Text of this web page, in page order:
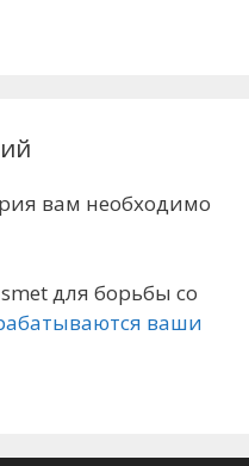
вам необходимо
для борьбы со
ваши